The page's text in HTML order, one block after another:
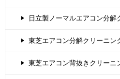
日立製ノーマルエアコン分解
東芝エアコン分解クリーニン
東芝エアコン背抜きクリーニ